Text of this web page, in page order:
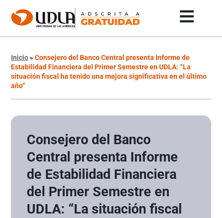
Inicio»Consejero del Banco Central presenta Informe de
Estabilidad Financiera del Primer Semestre en UDLA: “La
situación fiscal ha tenido una mejora significativa en el último
año”
Consejero del Banco
Central presenta Informe
de Estabilidad Financiera
del Primer Semestre en
UDLA: “La situación fiscal